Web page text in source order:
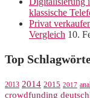
klassische
Privat
Vergleich 10.
Top
2013 2014 2015 2017
crowdfunding